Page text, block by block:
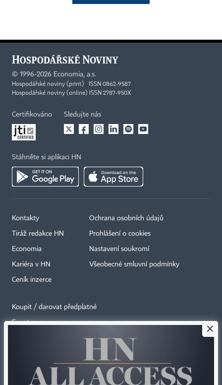
© 1996-2026 Economia, a.s.
Hospodářské noviny (print) ISSN 0862-9587
Hospodářské noviny (online) ISSN 2787-950X
Certifikováno Sledujte nás
Stáhněte si aplikaci HN
Kontakty
Tiráž redakce HN
Economia
Kariéra v HN
Ceník inzerce
Ochrana osobních údajů
Prohlášení o cookies
Nastavení soukromí
Všeobecné smluvní podmínky
Koupit / darovat předplatné
Eventy ×